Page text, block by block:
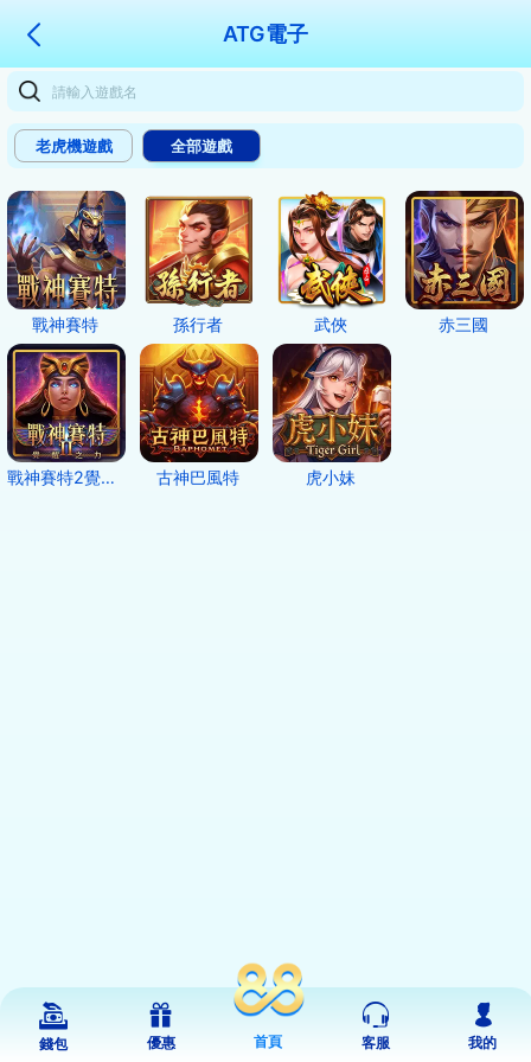
ATG電子
老虎機遊戲 全部遊戲
戰神賽特 孫行者 武俠 赤三國
戰神賽特2覺醒之力 古神巴風特 虎小妹
錢包 優惠 首頁 客服 我的